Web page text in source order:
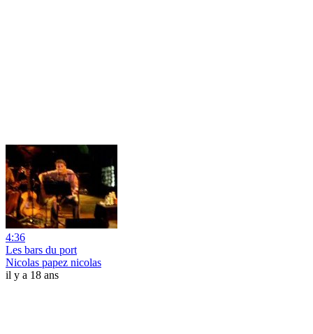
4:36
Les bars du port
Nicolas papez nicolas
il y a 18 ans